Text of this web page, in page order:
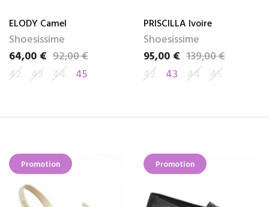
ELODY Camel
Shoesissime
Prix
64,00 €
Prix de base92,00 €
42 43 44 45
PRISCILLA Ivoire
Shoesissime
Prix
95,00 €
Prix de base139,00 €
42
43 44 45
Promotion Promotion